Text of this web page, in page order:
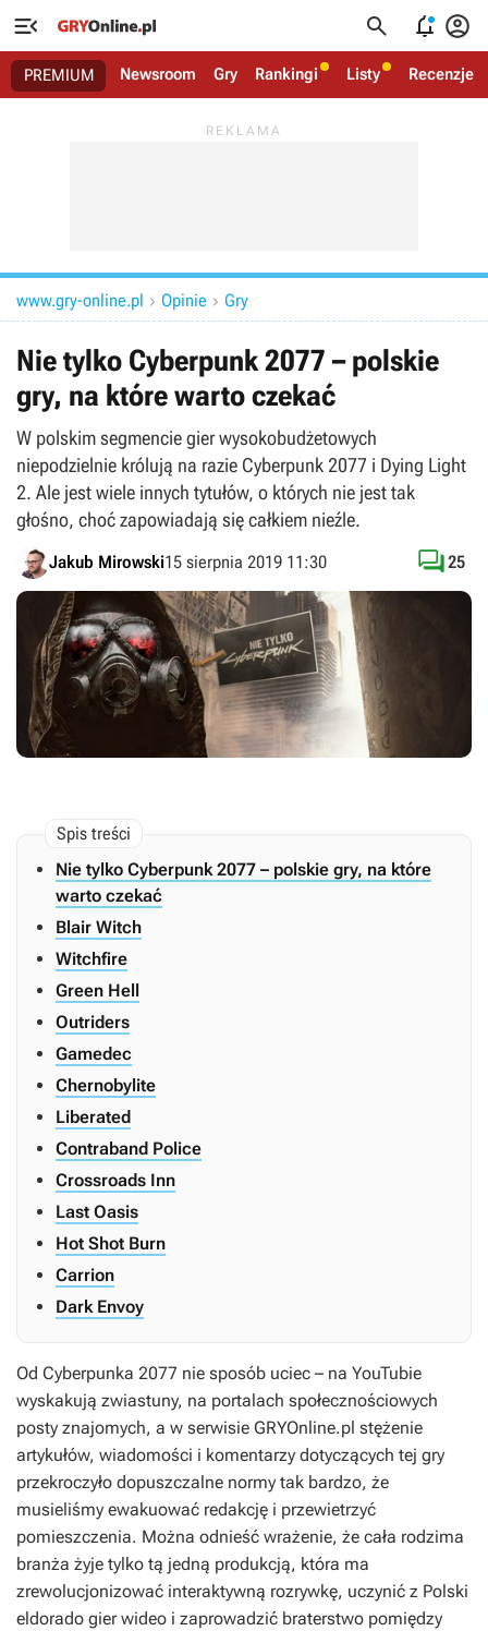
   
PREMIUM Newsroom Gry Rankingi Listy Recenzje
www.gry-online.pl  Opinie  Gry
Nie tylko Cyberpunk 2077 – polskie
gry, na które warto czekać
W polskim segmencie gier wysokobudżetowych
niepodzielnie królują na razie Cyberpunk 2077 i Dying Light
2. Ale jest wiele innych tytułów, o których nie jest tak
głośno, choć zapowiadają się całkiem nieźle.
Jakub Mirowski15 sierpnia 2019 11:30 25
Nie tylko Cyberpunk 2077 – polskie gry, na które
warto czekać
Blair Witch
Witchfire
Green Hell
Outriders
Gamedec
Chernobylite
Liberated
Contraband Police
Crossroads Inn
Last Oasis
Hot Shot Burn
Carrion
Dark Envoy
Od Cyberpunka 2077 nie sposób uciec – na YouTubie
wyskakują zwiastuny, na portalach społecznościowych
posty znajomych, a w serwisie GRYOnline.pl stężenie
artykułów, wiadomości i komentarzy dotyczących tej gry
przekroczyło dopuszczalne normy tak bardzo, że
musieliśmy ewakuować redakcję i przewietrzyć
pomieszczenia. Można odnieść wrażenie, że cała rodzima
branża żyje tylko tą jedną produkcją, która ma
zrewolucjonizować interaktywną rozrywkę, uczynić z Polski
eldorado gier wideo i zaprowadzić braterstwo pomiędzy